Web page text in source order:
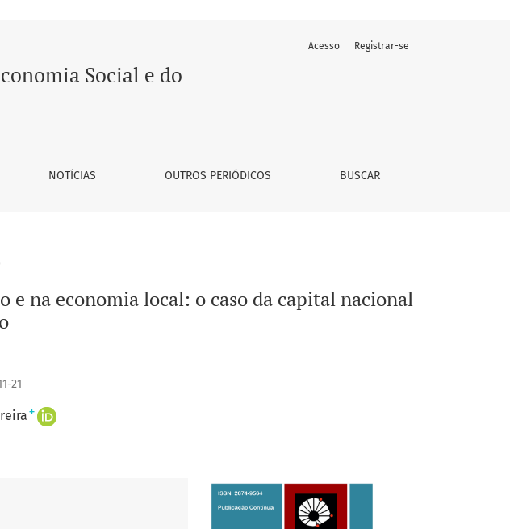
da capital nacional do carvão
Social e do
NOTÍCIAS OUTROS PERIÓDICOS BUSCAR
Acesso Registrar-se
e na economia local: o caso da capital nacional
21
+